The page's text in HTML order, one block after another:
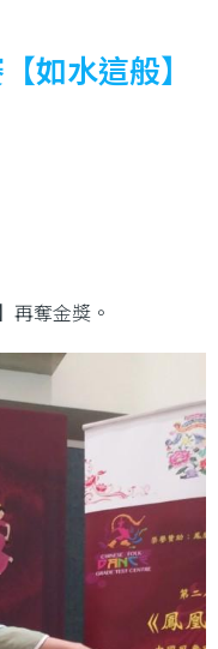
如水這般】
再奪金獎。